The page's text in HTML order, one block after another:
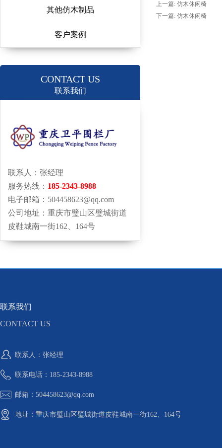
其他仿木制品
客户案例
CONTACT US
联系我们
联系人：张经理
服务热线： 185-2343-8988
电子邮箱：504458623@qq.com
公司地址：重庆市璧山区璧城街道
皮鞋城南一街162、164号
上一篇: 仿木休闲椅
下一篇: 仿木休闲椅
联系我们
CONTACT US
联系人：张经理
联系电话：185-2343-8988
邮箱：504458623@qq.com
地址：重庆市璧山区璧城街道皮鞋城南一街162、164号